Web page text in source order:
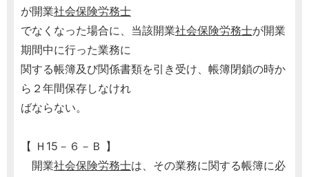
が開業社会保険労務士
でなくなった場合に、当該開業社会保険労務士が開業
期間中に行った業務に
関する帳簿及び関係書類を引き受け、帳簿閉鎖の時か
ら２年間保存しなけれ
ばならない。
【 Ｈ15－６－Ｂ 】
開業社会保険労務士は、その業務に関する帳簿に必